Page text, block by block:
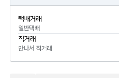
택배거래
일반택배
직거래
만나서 직거래